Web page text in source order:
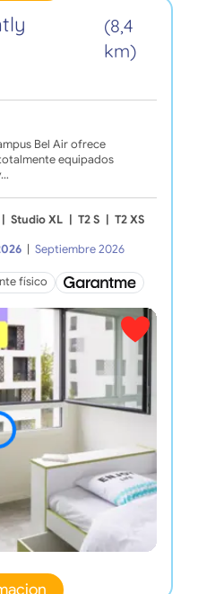
(8,4
km)
Bel Air ofrece
equipados
Studio XL T2 S T2 XS
Septiembre 2026
físico